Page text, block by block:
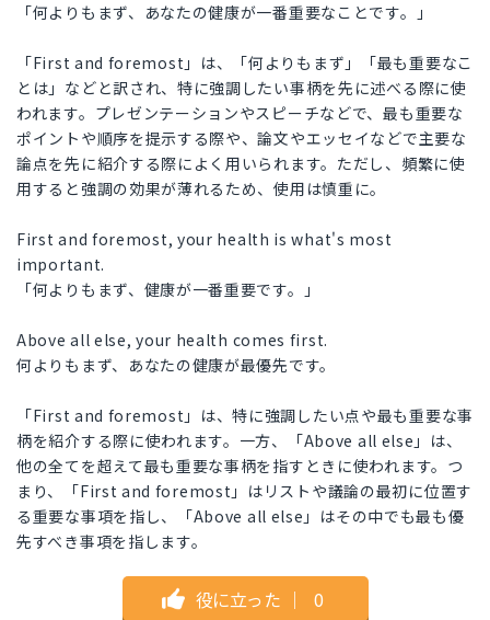
「何よりもまず、あなたの健康が一番重要なことです。」
「First and foremost」は、「何よりもまず」「最も重要なこ
とは」などと訳され、特に強調したい事柄を先に述べる際に使
われます。プレゼンテーションやスピーチなどで、最も重要な
ポイントや順序を提示する際や、論文やエッセイなどで主要な
論点を先に紹介する際によく用いられます。ただし、頻繁に使
用すると強調の効果が薄れるため、使用は慎重に。
First and foremost, your health is what's most
important.
「何よりもまず、健康が一番重要です。」
Above all else, your health comes first.
何よりもまず、あなたの健康が最優先です。
「First and foremost」は、特に強調したい点や最も重要な事
柄を紹介する際に使われます。一方、「Above all else」は、
他の全てを超えて最も重要な事柄を指すときに使われます。つ
まり、「First and foremost」はリストや議論の最初に位置す
る重要な事項を指し、「Above all else」はその中でも最も優
先すべき事項を指します。
役に立った ｜ 0